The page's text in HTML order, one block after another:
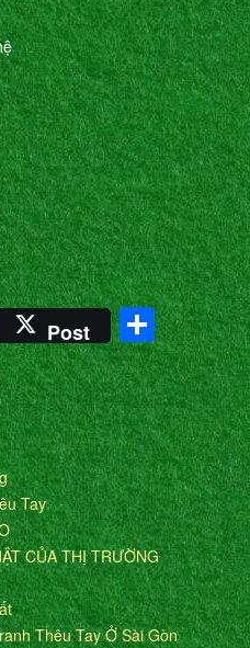
Post Share
Tay
CỦA THỊ TRƯỜNG
Thêu Tay Ở Sài Gòn